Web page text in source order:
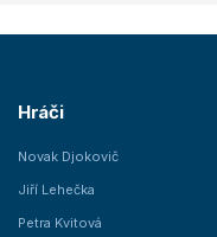
Hráči
Novak Djokovič
Jiří Lehečka
Petra Kvitová